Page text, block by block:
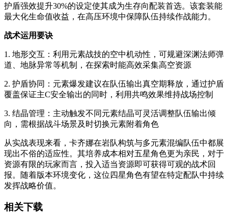
护盾强效提升30%的设定使其成为生存向配装首选。该套装能
最大化生命值收益，在高压环境中保障队伍持续作战能力。
战术运用要诀
1. 地形交互：利用元素战技的空中机动性，可规避深渊法师弹
道、地脉异常等机制，在探索时能高效采集高空资源
2. 护盾协同：元素爆发建议在队伍输出真空期释放，通过护盾
覆盖保证主C安全输出的同时，利用共鸣效果维持战场控制
3. 结晶管理：主动触发不同元素结晶可灵活调整队伍输出倾
向，需根据战斗场景及时切换元素附着角色
从实战表现来看，卡齐娜在岩队构筑与多元素混编队伍中都展
现出不俗的适应性。其培养成本相对五星角色更为亲民，对于
资源有限的玩家而言，投入适当资源即可获得可观的战术回
报。随着版本环境变化，这位四星角色有望在特定配队中持续
发挥战略价值。
相关下载